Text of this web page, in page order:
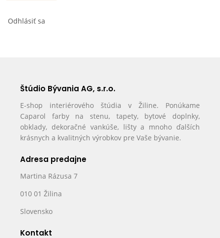
Odhlásiť sa
Štúdio Bývania AG, s.r.o.
E-shop interiérového štúdia v Žiline. Ponúkame
Caparol farby na stenu, tapety, bytové doplnky,
obklady, dekoračné vankúše, lišty a mnoho ďalších
krásnych a kvalitných výrobkov pre Vaše bývanie.
Adresa predajne
Martina Rázusa 7
010 01 Žilina
Slovensko
Kontakt